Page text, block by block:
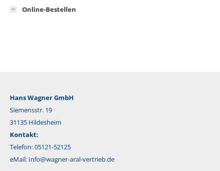
Online-Bestellen
Hans Wagner GmbH
Siemensstr. 19
31135 Hildesheim
Kontakt:
Telefon: 05121-52125
eMail: Info@wagner-aral-vertrieb.de